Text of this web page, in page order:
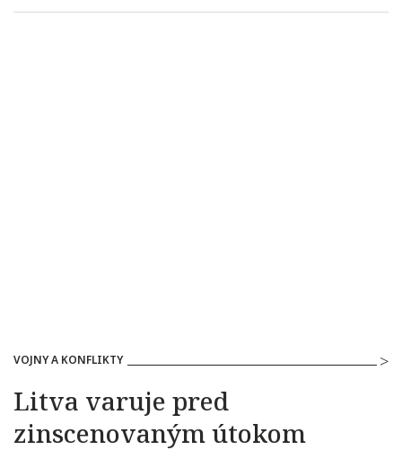
VOJNY A KONFLIKTY
Litva varuje pred
zinscenovaným útokom